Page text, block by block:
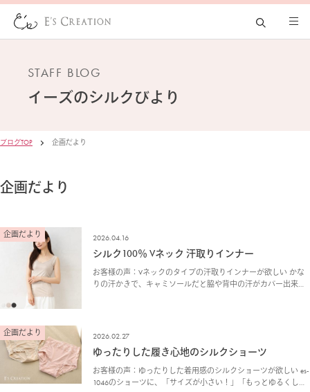
STAFF BLOG
イーズのシルクびより
ブログTOP 企画だより
企画だより
企画だより 2026.04.16
シルク100％ Vネック 汗取りインナー
お客様の声：Vネックのタイプの汗取りインナーが欲しい かな
りの汗かきで、キャミソールだと脇や背中の汗がカバー出来
企画だより 2026.02.27
ゆったりした履き心地のシルクショーツ
お客様の声：ゆったりした着用感のシルクショーツが欲しい es-
1046のショーツに、「サイズが小さい！」「もっとゆるくして